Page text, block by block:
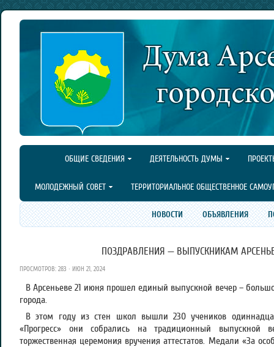
ОБЩИЕ СВЕДЕНИЯ ДЕЯТЕЛЬНОСТЬ ДУМЫ
МОЛОДЕЖНЫЙ СОВЕТ ТЕРРИТОРИАЛЬНОЕ ОБЩЕСТВЕННОЕ
НОВОСТИ ОБЪЯВЛЕНИЯ
ПОЗДРАВЛЕНИЯ — ВЫПУСКНИКАМ
ПРОСМОТРОВ: 283 · ИЮН 21, 2024
В Арсеньеве 21 июня прошел единый выпускной вечер –
города.
В этом году из стен школ вышли 230 учеников
«Прогресс» они собрались на традиционный выпускной
торжественная церемония вручения аттестатов. Медали «За